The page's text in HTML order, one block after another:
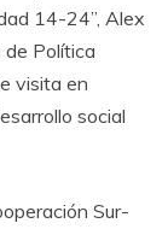
14-24”, Alex
de Política
visita en
social
Sur-